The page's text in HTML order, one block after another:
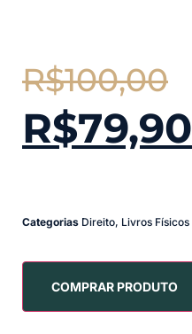
R$100,00
R$79,90
Categorias Direito, Livros Físicos
COMPRAR PRODUTO